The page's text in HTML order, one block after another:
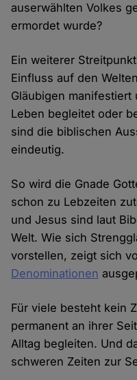
auserwählten Volkes
ermordet wurde?
Ein weiterer
Einfluss auf den
Gläubigen
Leben begleitet oder
sind die biblischen
eindeutig.
So wird die Gnade
schon zu Lebzeiten
und Jesus sind laut
Welt. Wie sich
vorstellen, zeigt sich
Denominationen
Für viele besteht kein
permanent an ihrer
Alltag begleiten. Und
schweren Zeiten zur